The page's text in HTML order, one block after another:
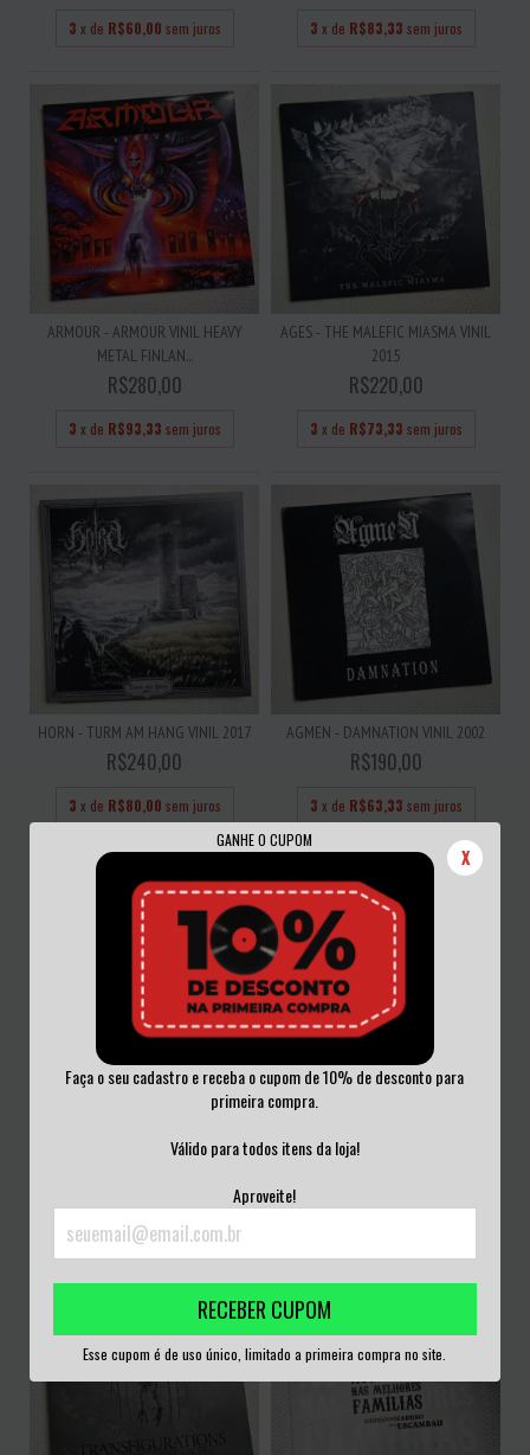
GANHE O CUPOM
X
Faça o seu cadastro e receba o cupom de 10% de desconto para
primeira compra.
Válido para todos itens da loja!
Aproveite!
RECEBER CUPOM
Esse cupom é de uso único, limitado a primeira compra no site.
3 x de R$60,00 sem juros 3 x de R$83,33 sem juros
ARMOUR - ARMOUR VINIL HEAVY
METAL FINLAN...
R$280,00
3 x de R$93,33 sem juros
AGES - THE MALEFIC MIASMA VINIL
2015
R$220,00
3 x de R$73,33 sem juros
HORN - TURM AM HANG VINIL 2017
R$240,00
3 x de R$80,00 sem juros
AGMEN - DAMNATION VINIL 2002
R$190,00
3 x de R$63,33 sem juros
INFERNAL / THY ANTICHRIST -
R$200,00
3x deR$66,67sem juros
INFINITY - ENTER THY LABYRINTH
R$200,00
3x deR$66,67sem juros